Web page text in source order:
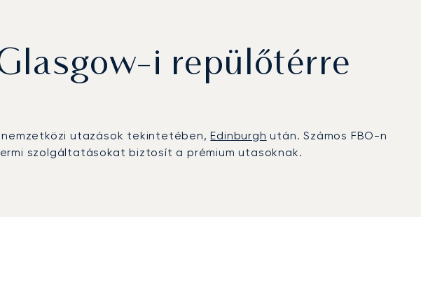
i repülőtérre
nemzetközi utazások tekintetében,Edinburgh után. Számos FBO-n
szolgáltatásokat biztosít a prémium utasoknak.